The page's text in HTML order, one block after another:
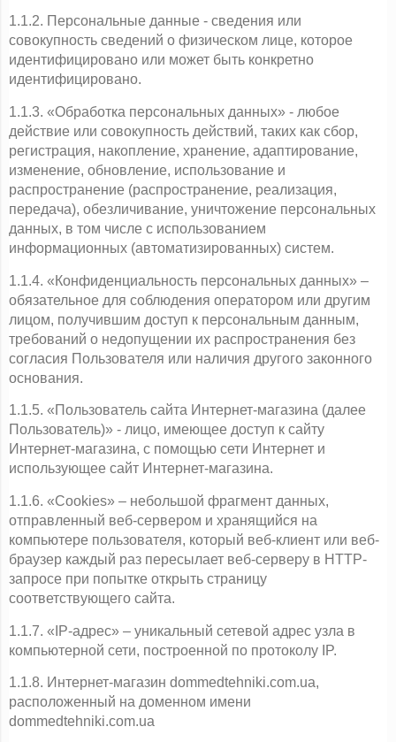
1.1.2. Персональные данные - сведения или
совокупность сведений о физическом лице, которое
идентифицировано или может быть конкретно
идентифицировано.
1.1.3. «Обработка персональных данных» - любое
действие или совокупность действий, таких как сбор,
регистрация, накопление, хранение, адаптирование,
изменение, обновление, использование и
распространение (распространение, реализация,
передача), обезличивание, уничтожение персональных
данных, в том числе с использованием
информационных (автоматизированных) систем.
1.1.4. «Конфиденциальность персональных данных» –
обязательное для соблюдения оператором или другим
лицом, получившим доступ к персональным данным,
требований о недопущении их распространения без
согласия Пользователя или наличия другого законного
основания.
1.1.5. «Пользователь сайта Интернет-магазина (далее
Пользователь)» - лицо, имеющее доступ к сайту
Интернет-магазина, с помощью сети Интернет и
использующее сайт Интернет-магазина.
1.1.6. «Cookies» – небольшой фрагмент данных,
отправленный веб-сервером и хранящийся на
компьютере пользователя, который веб-клиент или веб-
браузер каждый раз пересылает веб-серверу в HTTP-
запросе при попытке открыть страницу
соответствующего сайта.
1.1.7. «IP-адрес» – уникальный сетевой адрес узла в
компьютерной сети, построенной по протоколу IP.
1.1.8. Интернет-магазин dommedtehniki.com.ua,
расположенный на доменном имени
dommedtehniki.com.ua